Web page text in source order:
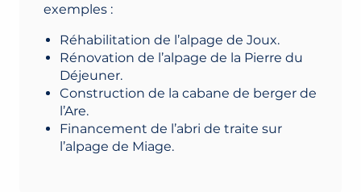
exemples :
Réhabilitation de l’alpage de Joux.
Rénovation de l’alpage de la Pierre du
Déjeuner.
Construction de la cabane de berger de
l’Are.
Financement de l’abri de traite sur
l’alpage de Miage.